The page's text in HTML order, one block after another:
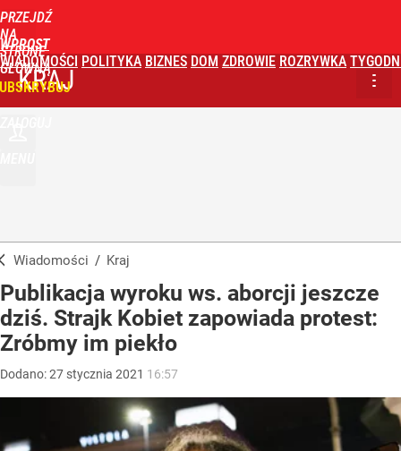
PRZEJDŹ
NA
STRONĘ
GŁÓWNĄ
WPROST
WIADOMOŚCI POLITYKA BIZNES DOM ZDROWIE ROZRYWKA
KRAJ
Wiadomości / Kraj
Publikacja wyroku ws. aborcji jeszcze
dziś. Strajk Kobiet zapowiada protest:
Zróbmy im piekło
Dodano:27 stycznia 2021 16:57